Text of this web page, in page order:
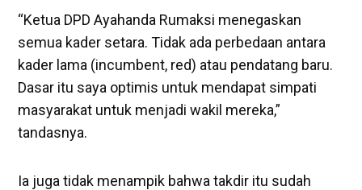
“Ketua DPD Ayahanda Rumaksi menegaskan
semua kader setara. Tidak ada perbedaan antara
kader lama (incumbent, red) atau pendatang baru.
Dasar itu saya optimis untuk mendapat simpati
masyarakat untuk menjadi wakil mereka,”
tandasnya.
Ia juga tidak menampik bahwa takdir itu sudah